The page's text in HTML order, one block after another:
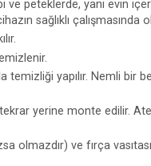
ve peteklerde, yani evin
sağlıklı
temizliği yapılır. Nemli bir
yerine monte edilir.
olmazdır) ve fırça